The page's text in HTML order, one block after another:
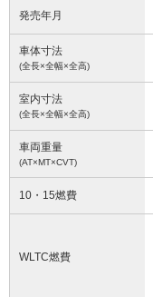
発売年月
車体寸法
(全長×全幅×全高)
室内寸法
(全長×全幅×全高)
車両重量
(AT×MT×CVT)
10・15燃費
WLTC燃費